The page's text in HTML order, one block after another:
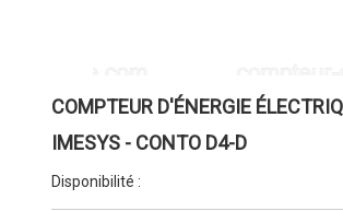
COMPTEUR D'ÉNERGIE
IMESYS - CONTO D4-D
Disponibilité :